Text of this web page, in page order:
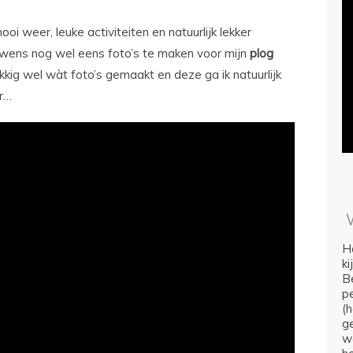
weer, leuke activiteiten en natuurlijk lekker
nog wel eens foto’s te maken voor mijn plog
wel wàt foto’s gemaakt en deze ga ik natuurlijk